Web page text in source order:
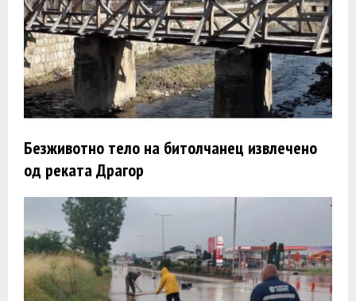
Безживотно тело на битолчанец извлечено
од реката Драгор